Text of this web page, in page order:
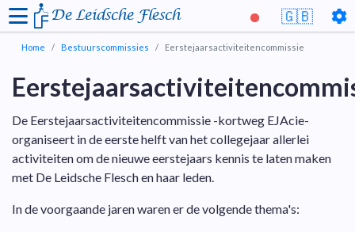
🇬🇧
De Leidsche Flesch
Home Bestuurscommissies Eerstejaarsactiviteitencommissie
De Eerstejaarsactiviteitencommissie -kortweg EJAcie-
organiseert in de eerste helft van het collegejaar allerlei
activiteiten om de nieuwe eerstejaars kennis te laten maken
met De Leidsche Flesch en haar leden.
In de voorgaande jaren waren er de volgende thema's: